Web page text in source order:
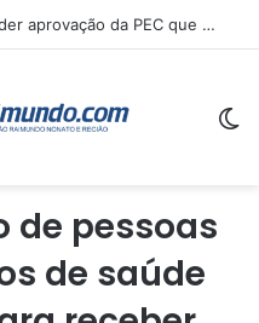
Marcelo Castro volta a defender aprovação da PEC que acaba com a escala 6×1 e avalia clima no Senado
de pessoas
de saúde